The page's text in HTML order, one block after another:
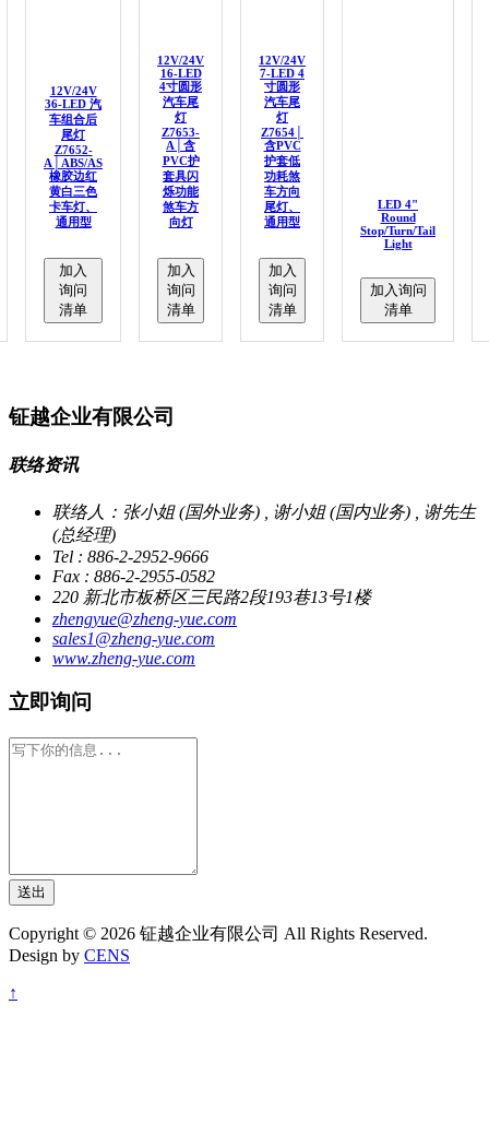
12V/24V
36-LED 汽
车组合后
尾灯
Z7652-
A│ABS/AS
橡胶边红
黄白三色
卡车灯、
通用型
加入
询问
清单
12V/24V
16-LED
4寸圆形
汽车尾
灯
Z7653-
A│含
PVC护
套具闪
烁功能
煞车方
向灯
加入
询问
清单
12V/24V
7-LED 4
寸圆形
汽车尾
灯
Z7654│
含PVC
护套低
功耗煞
车方向
尾灯、
通用型
加入
询问
清单
LED 4"
Round
Stop/Turn/Tail
Light
加入询问
清单
钲越企业有限公司
联络资讯
联络人：张小姐 (国外业务) , 谢小姐 (国内业务) , 谢先生
(总经理)
Tel : 886-2-2952-9666
Fax : 886-2-2955-0582
220 新北市板桥区三民路2段193巷13号1楼
zhengyue@zheng-yue.com
sales1@zheng-yue.com
www.zheng-yue.com
立即询问
送出
Copyright © 2026 钲越企业有限公司 All Rights Reserved.
Design by CENS
↑